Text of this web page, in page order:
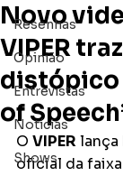
Resenhas
Opinião
Entrevistas
Notícias
Shows
Novo
VIPER
distópico
of
O VIPER lança
oficial da faixa